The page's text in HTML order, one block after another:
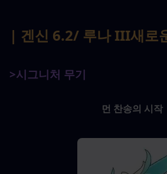
| 겐신 6.2/ 루나 III새로
>시그니처 무기
먼 찬송의 시작